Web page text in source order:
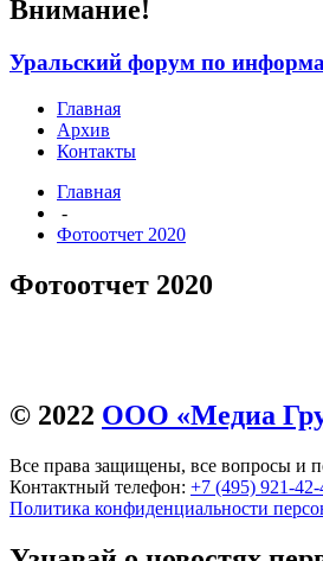
Внимание!
Уральский форум по
Главная
Архив
Контакты
Главная
-
Фотоотчет 2020
Фотоотчет 2020
© 2022 ООО «Медиа
Все права защищены, все вопросы и
Контактный телефон: +7 (495) 921-42-
Политика конфиденциальности